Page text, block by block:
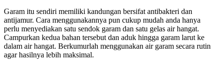
Garam itu sendiri memiliki kandungan bersifat antibakteri dan
antijamur. Cara menggunakannya pun cukup mudah anda hanya
perlu menyediakan satu sendok garam dan satu gelas air hangat.
Campurkan kedua bahan tersebut dan aduk hingga garam larut ke
dalam air hangat. Berkumurlah menggunakan air garam secara rutin
agar hasilnya lebih maksimal.